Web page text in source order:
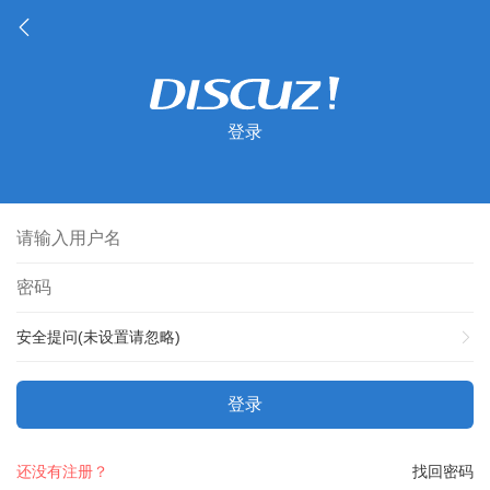
登录
安全提问(未设置请忽略)
登录
找回密码
还没有注册？